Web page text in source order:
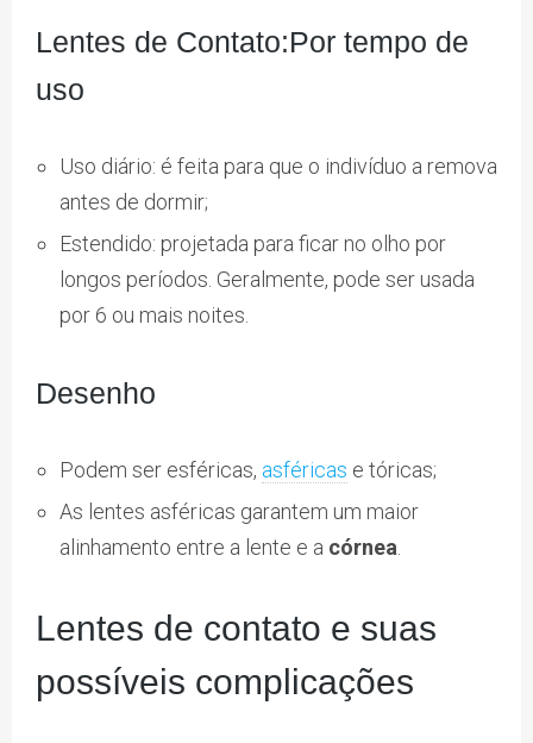
Lentes de Contato:Por tempo de
uso
Uso diário: é feita para que o indivíduo a remova
antes de dormir;
Estendido: projetada para ficar no olho por
longos períodos. Geralmente, pode ser usada
por 6 ou mais noites.
Desenho
Podem ser esféricas, asféricas e tóricas;
As lentes asféricas garantem um maior
alinhamento entre a lente e a córnea
Lentes de contato e suas
possíveis complicações